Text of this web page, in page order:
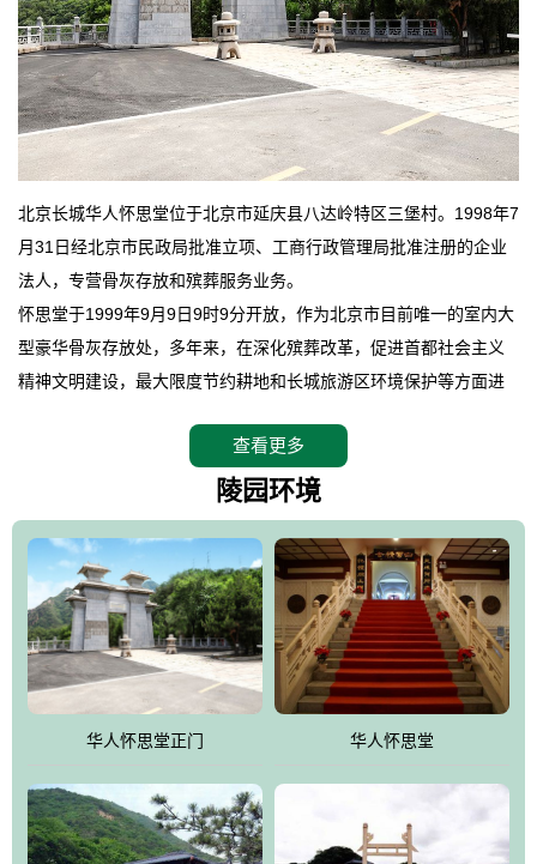
北京长城华人怀思堂位于北京市延庆县八达岭特区三堡村。1998年7
月31日经北京市民政局批准立项、工商行政管理局批准注册的企业
法人，专营骨灰存放和殡葬服务业务。
怀思堂于1999年9月9日9时9分开放，作为北京市目前唯一的室内大
型豪华骨灰存放处，多年来，在深化殡葬改革，促进首都社会主义
精神文明建设，最大限度节约耕地和长城旅游区环境保护等方面进
怀思堂辖区面积15万平方米，整体建筑面积5．8万平方米。主体建
筑有：怀思堂豪华墓室、礼祭大厅、随缘阁、百家姓觅宗长廊等。
仲、无字碑、香灯等。典型的仿秦、汉建筑风格。蓝色的琉璃瓦屋
顶，朱砂红的门、窗、柱、墙，汉白玉雕刻的雄狮、华表，花岗岩
铺成的路面和台阶，洒落其间的花卉、松柏与万里长城浑然一体、
气势宏伟、古朴端庄、别具一格。怀思堂大殿入口两侧是用蜡染技
术描绘的抽象派创意绘画，大环境中的长城文化与炎黄始祖，小环
境的绘画中的河流、山川、彩云、明月，意喻着往生者与长城同
伴，与祖宗同眠，他（她）们的思想与品德与山河同在，与日月同
辉。
怀思堂作为豪华室内骨灰存放处，将干支纪年、五行相生相克、天
人合一、太极八卦、生辰八字及生肖等有机结合到历史文化中。一
查看更多
陵园环境
华人怀思堂正门 华人怀思堂